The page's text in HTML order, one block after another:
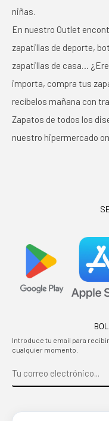
niñas.
En nuestro Outlet
zapatillas de deporte,
zapatillas de casa…
importa, compra tus
recíbelos mañana con
Zapatos de todos los
nuestro hipermercado
Introduce tu email para
cualquier momento.